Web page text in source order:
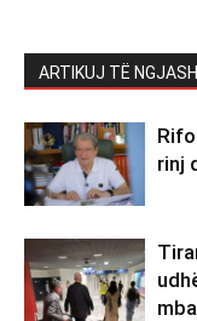
ARTIKUJ TË
rinj